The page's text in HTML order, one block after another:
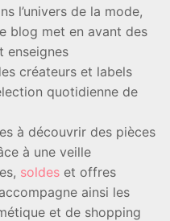
l’univers de la mode,
blog met en avant des
enseignes
créateurs et labels
quotidienne de
à découvrir des pièces
à une veille
soldes et offres
ainsi les
et de shopping